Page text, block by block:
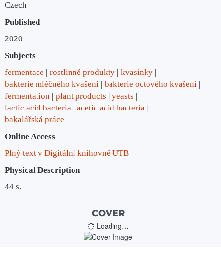
Czech
Published
2020
Subjects
fermentace
rostlinné produkty
kvasinky
bakterie mléčného kvašení
bakterie octového kvašení
fermentation
plant products
yeasts
lactic acid bacteria
acetic acid bacteria
bakalářská práce
Online Access
Plný text v Digitální knihovně UTB
Physical Description
44 s.
COVER
Loading…